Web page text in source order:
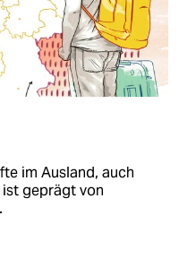
im Ausland, auch
ist geprägt von